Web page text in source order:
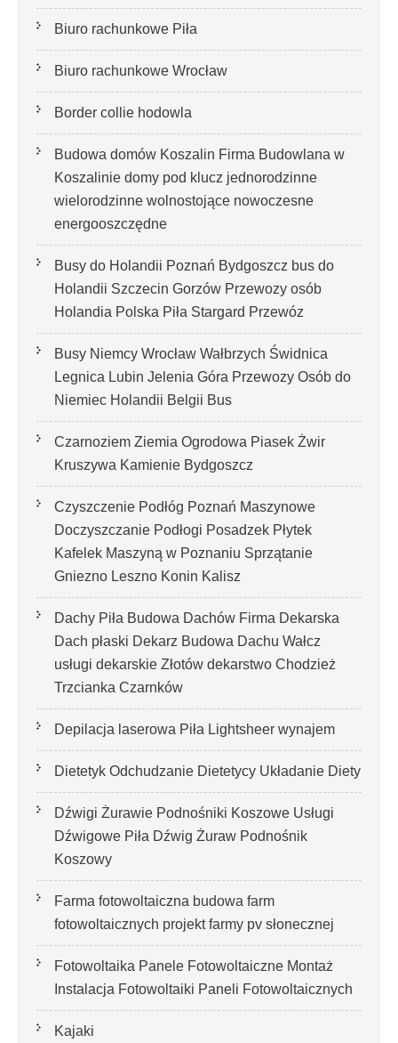
Biuro rachunkowe Piła
Biuro rachunkowe Wrocław
Border collie hodowla
Budowa domów Koszalin Firma Budowlana w
Koszalinie domy pod klucz jednorodzinne
wielorodzinne wolnostojące nowoczesne
energooszczędne
Busy do Holandii Poznań Bydgoszcz bus do
Holandii Szczecin Gorzów Przewozy osób
Holandia Polska Piła Stargard Przewóz
Busy Niemcy Wrocław Wałbrzych Świdnica
Legnica Lubin Jelenia Góra Przewozy Osób do
Niemiec Holandii Belgii Bus
Czarnoziem Ziemia Ogrodowa Piasek Żwir
Kruszywa Kamienie Bydgoszcz
Czyszczenie Podłóg Poznań Maszynowe
Doczyszczanie Podłogi Posadzek Płytek
Kafelek Maszyną w Poznaniu Sprzątanie
Gniezno Leszno Konin Kalisz
Dachy Piła Budowa Dachów Firma Dekarska
Dach płaski Dekarz Budowa Dachu Wałcz
usługi dekarskie Złotów dekarstwo Chodzież
Trzcianka Czarnków
Depilacja laserowa Piła Lightsheer wynajem
Dietetyk Odchudzanie Dietetycy Układanie Diety
Dźwigi Żurawie Podnośniki Koszowe Usługi
Dźwigowe Piła Dźwig Żuraw Podnośnik
Koszowy
Farma fotowoltaiczna budowa farm
fotowoltaicznych projekt farmy pv słonecznej
Fotowoltaika Panele Fotowoltaiczne Montaż
Instalacja Fotowoltaiki Paneli Fotowoltaicznych
Kajaki